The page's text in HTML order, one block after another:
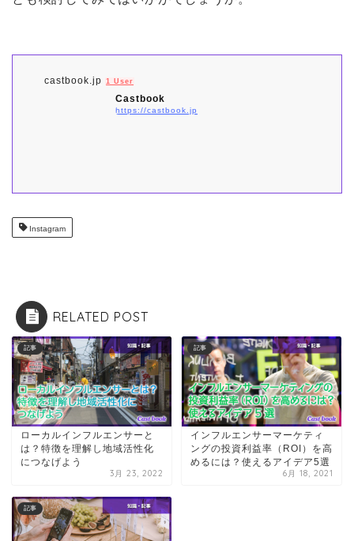
castbook.jp 1 User
Castbook
https://castbook.jp
Instagram
RELATED POST
記事
ローカルインフルエンサーと
は？特徴を理解し地域活性化
につなげよう
3月 23, 2022
記事
インフルエンサーマーケティ
ングの投資利益率（ROI）を高
めるには？使えるアイデア5選
6月 18, 2021
記事